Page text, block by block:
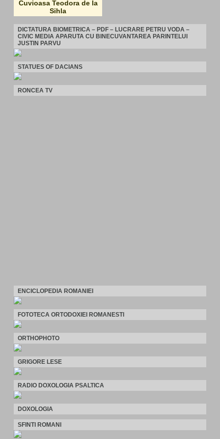
Cuvioasa Teodora de la
Sihla
DICTATURA BIOMETRICA – PDF – LUCRARE PETRU VODA –
CIVIC MEDIA APARUTA CU BINECUVANTAREA PARINTELUI
JUSTIN PARVU
STATUES OF DACIANS
RONCEA TV
ENCICLOPEDIA ROMANIEI
FOTOTECA ORTODOXIEI ROMANESTI
ORTHOPHOTO
GRIGORE LESE
RADIO DOXOLOGIA PSALTICA
DOXOLOGIA
SFINTI ROMANI